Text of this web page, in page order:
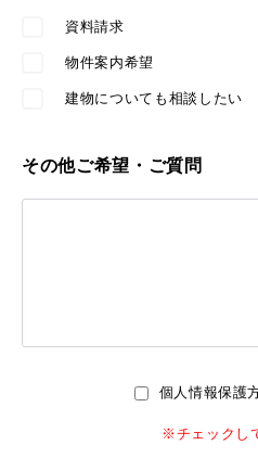
資料請求
物件案内希望
建物についても相談したい
その他ご希望・ご質問
個人情報保護
※チェックし